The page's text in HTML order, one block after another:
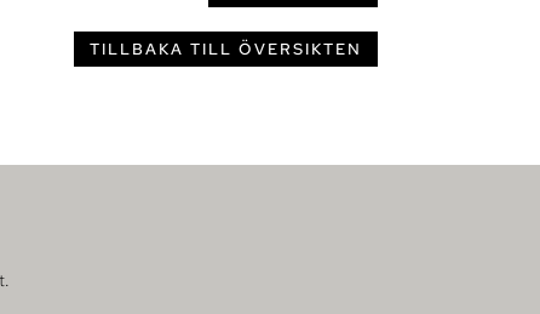
TILLBAKA TILL ÖVERSIKTEN